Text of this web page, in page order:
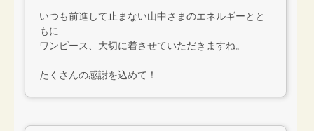
いつも前進して止まない山中さまのエネルギーとと
もに
ワンピース、大切に着させていただきますね。
たくさんの感謝を込めて！